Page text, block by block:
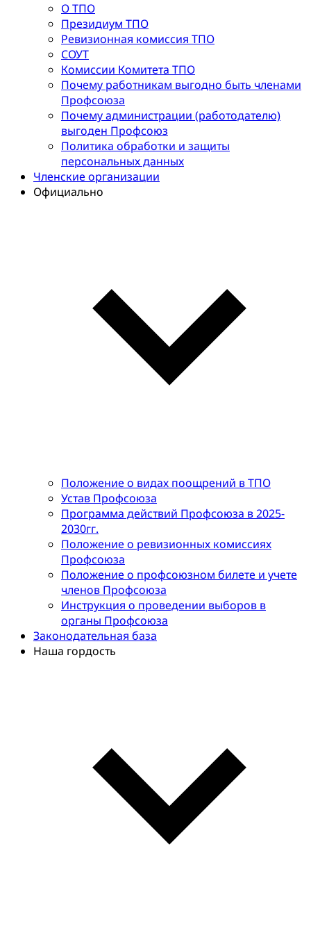
О ТПО
Президиум ТПО
Ревизионная комиссия ТПО
СОУТ
Комиссии Комитета ТПО
Почему работникам выгодно быть членами
Профсоюза
Почему администрации (работодателю)
выгоден Профсоюз
Политика обработки и защиты
персональных данных
Членские организации
Официально
Положение о видах поощрений в ТПО
Устав Профсоюза
Программа действий Профсоюза в 2025-
2030гг.
Положение о ревизионных комиссиях
Профсоюза
Положение о профсоюзном билете и учете
членов Профсоюза
Инструкция о проведении выборов в
органы Профсоюза
Законодательная база
Наша гордость